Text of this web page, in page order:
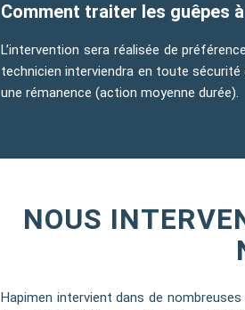
Comment traiter les guêpes
L’intervention sera réalisée de
technicien interviendra en toute
une rémanence (action moyenne durée).
NOUS
Hapimen intervient dans de